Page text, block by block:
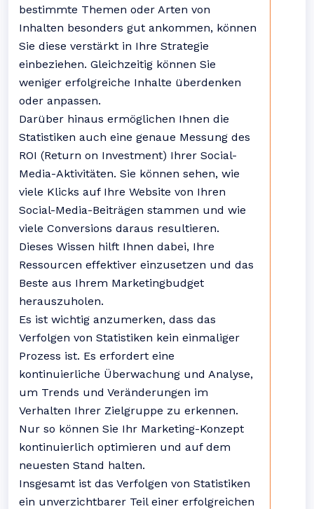
bestimmte Themen oder Arten von
Inhalten besonders gut ankommen, können
Sie diese verstärkt in Ihre Strategie
einbeziehen. Gleichzeitig können Sie
weniger erfolgreiche Inhalte überdenken
oder anpassen.
Darüber hinaus ermöglichen Ihnen die
Statistiken auch eine genaue Messung des
ROI (Return on Investment) Ihrer Social-
Media-Aktivitäten. Sie können sehen, wie
viele Klicks auf Ihre Website von Ihren
Social-Media-Beiträgen stammen und wie
viele Conversions daraus resultieren.
Dieses Wissen hilft Ihnen dabei, Ihre
Ressourcen effektiver einzusetzen und das
Beste aus Ihrem Marketingbudget
herauszuholen.
Es ist wichtig anzumerken, dass das
Verfolgen von Statistiken kein einmaliger
Prozess ist. Es erfordert eine
kontinuierliche Überwachung und Analyse,
um Trends und Veränderungen im
Verhalten Ihrer Zielgruppe zu erkennen.
Nur so können Sie Ihr Marketing-Konzept
kontinuierlich optimieren und auf dem
neuesten Stand halten.
Insgesamt ist das Verfolgen von Statistiken
ein unverzichtbarer Teil einer erfolgreichen